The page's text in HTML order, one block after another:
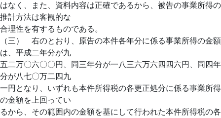
はなく、また、資料内容は正確であるから、被告の事業所得の
推計方法は客観的な
合理性を有するものである。
（三） 右のとおり、原告の本件各年分に係る事業所得の金額
は、平成二年分が九
五二万〇六〇〇円、同三年分が一八三六万六四四六円、同四年
分が八七〇万二四九
一円となり、いずれも本件所得税の各更正処分に係る事業所得
の金額を上回ってい
るから、その範囲内の金額を基にして行われた本件所得税の各